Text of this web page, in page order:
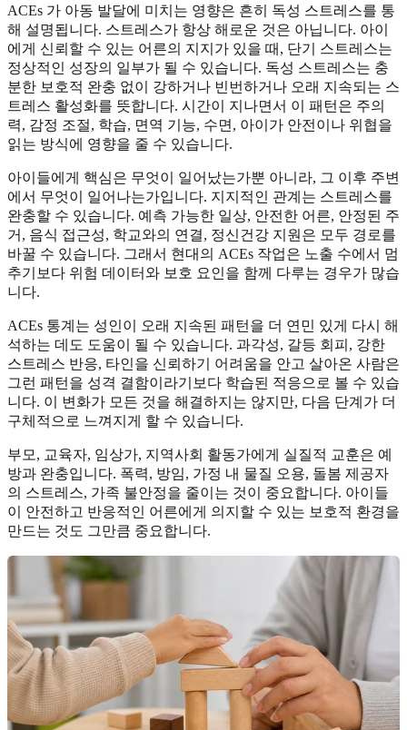
ACEs 가 아동 발달에 미치는 영향은 흔히 독성 스트레스를 통
해 설명됩니다. 스트레스가 항상 해로운 것은 아닙니다. 아이
에게 신뢰할 수 있는 어른의 지지가 있을 때, 단기 스트레스는
정상적인 성장의 일부가 될 수 있습니다. 독성 스트레스는 충
분한 보호적 완충 없이 강하거나 빈번하거나 오래 지속되는 스
트레스 활성화를 뜻합니다. 시간이 지나면서 이 패턴은 주의
력, 감정 조절, 학습, 면역 기능, 수면, 아이가 안전이나 위협을
읽는 방식에 영향을 줄 수 있습니다.
아이들에게 핵심은 무엇이 일어났는가뿐 아니라, 그 이후 주변
에서 무엇이 일어나는가입니다. 지지적인 관계는 스트레스를
완충할 수 있습니다. 예측 가능한 일상, 안전한 어른, 안정된 주
거, 음식 접근성, 학교와의 연결, 정신건강 지원은 모두 경로를
바꿀 수 있습니다. 그래서 현대의 ACEs 작업은 노출 수에서 멈
추기보다 위험 데이터와 보호 요인을 함께 다루는 경우가 많습
니다.
ACEs 통계는 성인이 오래 지속된 패턴을 더 연민 있게 다시 해
석하는 데도 도움이 될 수 있습니다. 과각성, 갈등 회피, 강한
스트레스 반응, 타인을 신뢰하기 어려움을 안고 살아온 사람은
그런 패턴을 성격 결함이라기보다 학습된 적응으로 볼 수 있습
니다. 이 변화가 모든 것을 해결하지는 않지만, 다음 단계가 더
구체적으로 느껴지게 할 수 있습니다.
부모, 교육자, 임상가, 지역사회 활동가에게 실질적 교훈은 예
방과 완충입니다. 폭력, 방임, 가정 내 물질 오용, 돌봄 제공자
의 스트레스, 가족 불안정을 줄이는 것이 중요합니다. 아이들
이 안전하고 반응적인 어른에게 의지할 수 있는 보호적 환경을
만드는 것도 그만큼 중요합니다.